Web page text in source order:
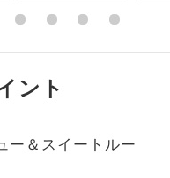
ント
ー＆スイートルー
くりとお召し上がりいた
せず、ガイドさんの説明
ことができます。
能な個人型プランで